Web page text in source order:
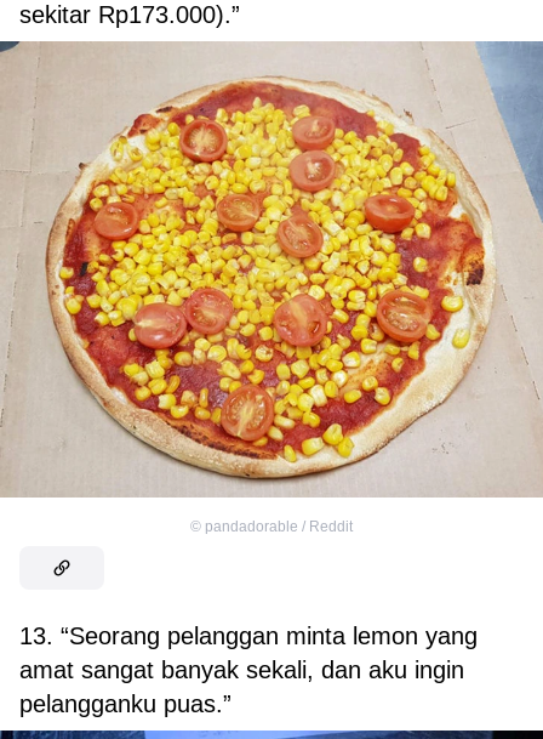
sekitar Rp173.000).”
© pandadorable / Reddit
13. “Seorang pelanggan minta lemon yang
amat sangat banyak sekali, dan aku ingin
pelangganku puas.”